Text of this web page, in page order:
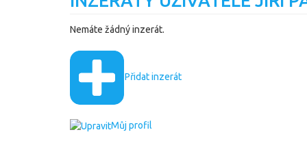
Nemáte žádný inzerát.
Přidat inzerát
Můj profil